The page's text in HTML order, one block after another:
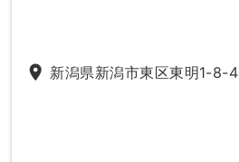
place 新潟県新潟市東区東明1-8-4